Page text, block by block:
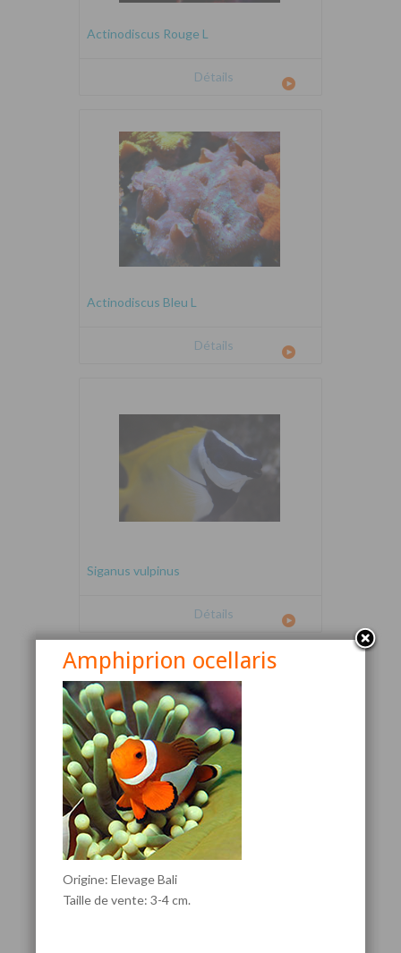
Actinodiscus Rouge L
Détails
Actinodiscus Bleu L
Détails
Siganus vulpinus
Détails
Canthigaster valentini
Amphiprion ocellaris
Origine: Elevage Bali
Taille de vente: 3-4 cm.